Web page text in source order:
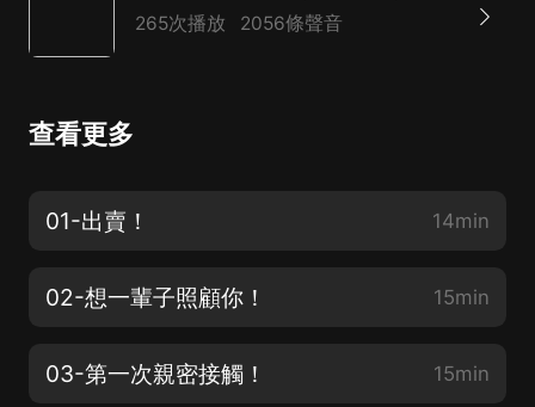
265次播放 2056條聲音
查看更多
01-出賣！ 14min
02-想一輩子照顧你！ 15min
03-第一次親密接觸！ 15min